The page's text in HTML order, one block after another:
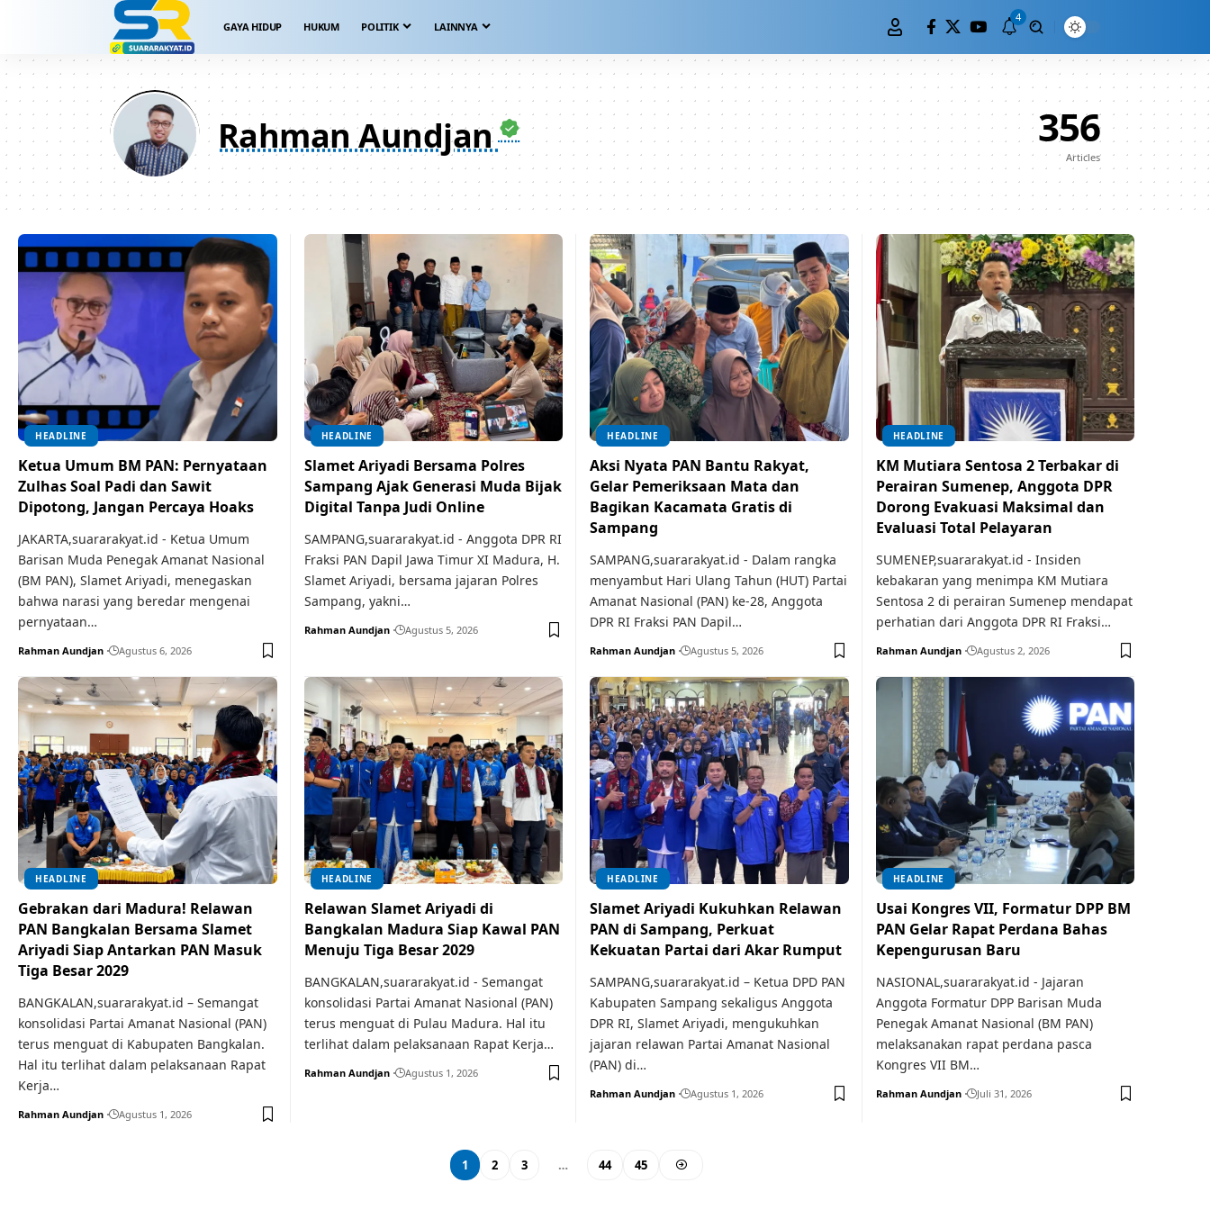
GAYA HIDUP HUKUM POLITIK LAINNYA
4
Rahman Aundjan 356
Articles
HEADLINE
Ketua Umum BM PAN: Pernyataan
Zulhas Soal Padi dan Sawit
Dipotong, Jangan Percaya Hoaks
JAKARTA,suararakyat.id - Ketua Umum
Barisan Muda Penegak Amanat Nasional
(BM PAN), Slamet Ariyadi, menegaskan
bahwa narasi yang beredar mengenai
pernyataan…
Rahman Aundjan Agustus 6, 2026
HEADLINE
Slamet Ariyadi Bersama Polres
Sampang Ajak Generasi Muda Bijak
Digital Tanpa Judi Online
SAMPANG,suararakyat.id - Anggota DPR RI
Fraksi PAN Dapil Jawa Timur XI Madura, H.
Slamet Ariyadi, bersama jajaran Polres
Sampang, yakni…
Rahman Aundjan Agustus 5, 2026
HEADLINE
Aksi Nyata PAN Bantu Rakyat,
Gelar Pemeriksaan Mata dan
Bagikan Kacamata Gratis di
Sampang
SAMPANG,suararakyat.id - Dalam rangka
menyambut Hari Ulang Tahun (HUT) Partai
Amanat Nasional (PAN) ke-28, Anggota
DPR RI Fraksi PAN Dapil…
Rahman Aundjan Agustus 5, 2026
HEADLINE
KM Mutiara Sentosa 2 Terbakar di
Perairan Sumenep, Anggota DPR
Dorong Evakuasi Maksimal dan
Evaluasi Total Pelayaran
SUMENEP,suararakyat.id - Insiden
kebakaran yang menimpa KM Mutiara
Sentosa 2 di perairan Sumenep mendapat
perhatian dari Anggota DPR RI Fraksi…
Rahman Aundjan Agustus 2, 2026
HEADLINE
Gebrakan dari Madura! Relawan
PAN Bangkalan Bersama Slamet
Ariyadi Siap Antarkan PAN Masuk
Tiga Besar 2029
BANGKALAN,suararakyat.id – Semangat
konsolidasi Partai Amanat Nasional (PAN)
terus menguat di Kabupaten Bangkalan.
Hal itu terlihat dalam pelaksanaan Rapat
Kerja…
Rahman Aundjan Agustus 1, 2026
HEADLINE
Relawan Slamet Ariyadi di
Bangkalan Madura Siap Kawal PAN
Menuju Tiga Besar 2029
BANGKALAN,suararakyat.id - Semangat
konsolidasi Partai Amanat Nasional (PAN)
terus menguat di Pulau Madura. Hal itu
terlihat dalam pelaksanaan Rapat Kerja…
Rahman Aundjan Agustus 1, 2026
HEADLINE
Slamet Ariyadi Kukuhkan Relawan
PAN di Sampang, Perkuat
Kekuatan Partai dari Akar Rumput
SAMPANG,suararakyat.id – Ketua DPD PAN
Kabupaten Sampang sekaligus Anggota
DPR RI, Slamet Ariyadi, mengukuhkan
jajaran relawan Partai Amanat Nasional
(PAN) di…
Rahman Aundjan Agustus 1, 2026
HEADLINE
Usai Kongres VII, Formatur DPP BM
PAN Gelar Rapat Perdana Bahas
Kepengurusan Baru
NASIONAL,suararakyat.id - Jajaran
Anggota Formatur DPP Barisan Muda
Penegak Amanat Nasional (BM PAN)
melaksanakan rapat perdana pasca
Kongres VII BM…
Rahman Aundjan Juli 31, 2026
1 2 3 … 44 45